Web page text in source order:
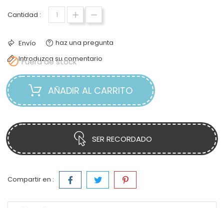
Cantidad :
Envío
haz una pregunta
Introduzca su comentario
Fuera de stock
AÑADIR AL CARRITO
SER RECORDADO
Compartir en :